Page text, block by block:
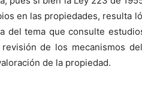
en las propiedades, resulta
del tema que consulte
de los mecanismos
de la propiedad.